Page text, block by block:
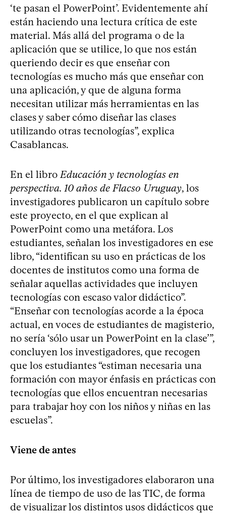
‘te pasan el PowerPoint’. Evidentemente ahí
están haciendo una lectura crítica de este
material. Más allá del programa o de la
aplicación que se utilice, lo que nos están
queriendo decir es que enseñar con
tecnologías es mucho más que enseñar con
una aplicación, y que de alguna forma
necesitan utilizar más herramientas en las
clases y saber cómo diseñar las clases
utilizando otras tecnologías”, explica
Casablancas.
En el libroEducación y tecnologías en
perspectiva. 10 años de Flacso Uruguay, los
investigadores publicaron un capítulo sobre
este proyecto, en el que explican al
PowerPoint como una metáfora. Los
estudiantes, señalan los investigadores en ese
libro, “identifican su uso en prácticas de los
docentes de institutos como una forma de
señalar aquellas actividades que incluyen
tecnologías con escaso valor didáctico”.
“Enseñar con tecnologías acorde a la época
actual, en voces de estudiantes de magisterio,
no sería ‘sólo usar un PowerPoint en la clase’”,
concluyen los investigadores, que recogen
que los estudiantes “estiman necesaria una
formación con mayor énfasis en prácticas con
tecnologías que ellos encuentran necesarias
para trabajar hoy con los niños y niñas en las
escuelas”.
Viene de antes
Por último, los investigadores elaboraron una
línea de tiempo de uso de las TIC, de forma
de visualizar los distintos usos didácticos que